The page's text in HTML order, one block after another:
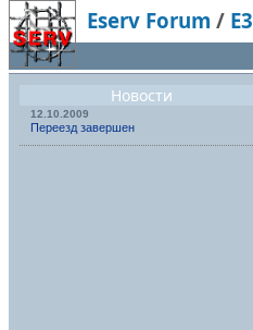
Eserv Forum / E3
Новости
12.10.2009
Переезд завершен